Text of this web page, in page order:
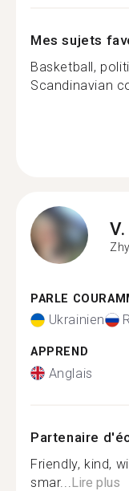
Mes sujets
Basketball,
Scandinavian
V.
PARLE
Ukrainien
APPREND
Anglais
Partenaire
Friendly, kind,
smar... Lire plus